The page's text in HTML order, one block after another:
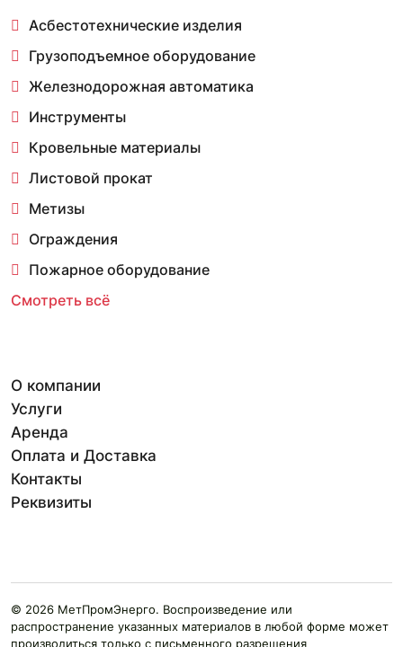
Асбестотехнические изделия
Грузоподъемное оборудование
Железнодорожная автоматика
Инструменты
Кровельные материалы
Листовой прокат
Метизы
Ограждения
Пожарное оборудование
Смотреть всё
О компании
Услуги
Аренда
Оплата и Доставка
Контакты
Реквизиты
© 2026 МетПромЭнерго. Воспроизведение или
распространение указанных материалов в любой форме может
производиться только с письменного разрешения